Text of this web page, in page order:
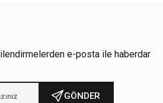
e-posta ile haberdar
GÖNDER